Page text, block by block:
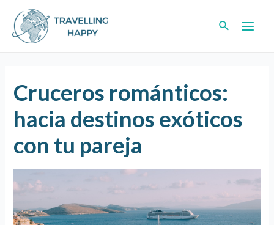
Cruceros románticos:
hacia destinos exóticos
con tu pareja